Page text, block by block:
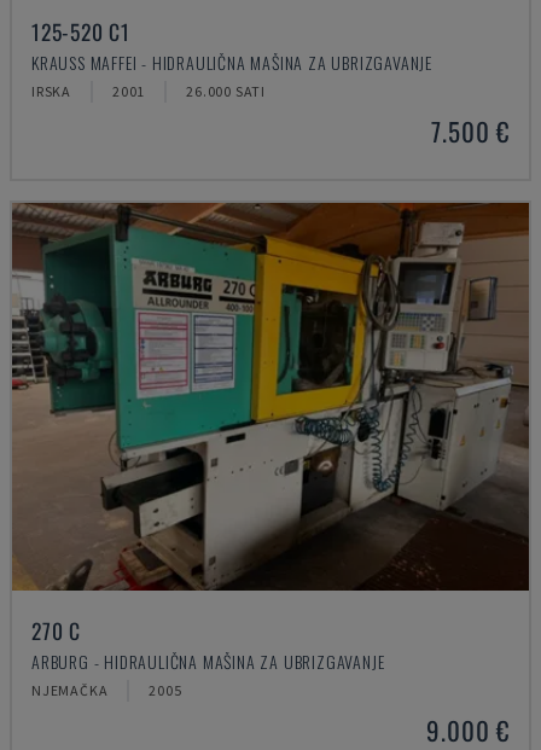
125-520 C1
KRAUSS MAFFEI - HIDRAULIČNA MAŠINA ZA UBRIZGAVANJE
IRSKA 2001 26.000 SATI
7.500 €
270 C
ARBURG - HIDRAULIČNA MAŠINA ZA UBRIZGAVANJE
NJEMAČKA 2005
9.000 €